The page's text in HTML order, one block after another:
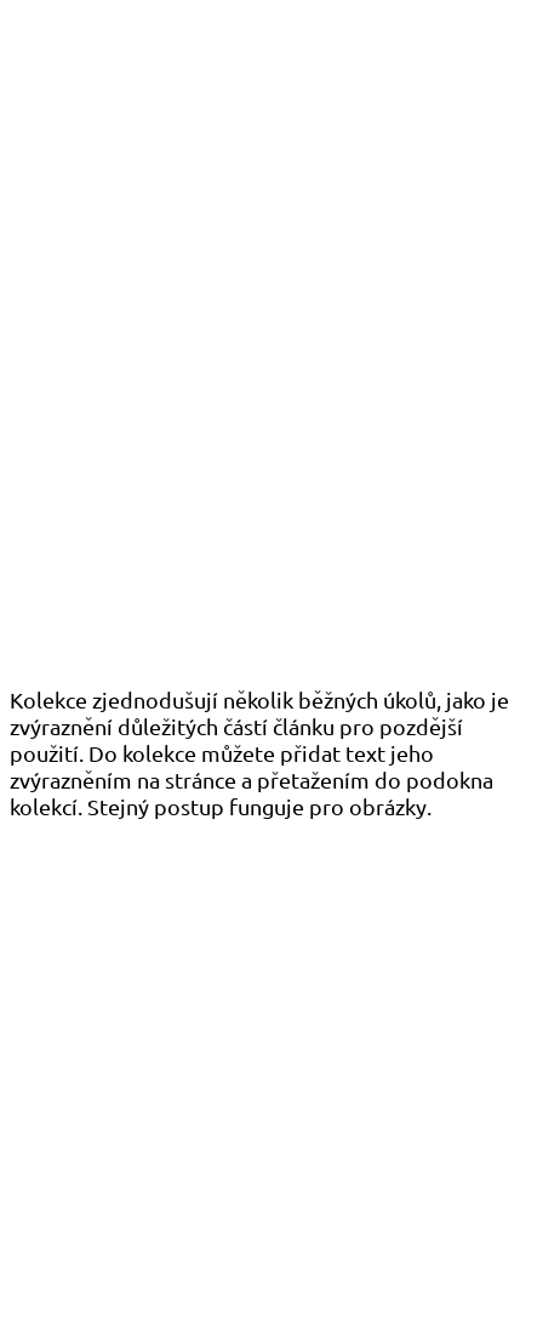
Kolekce zjednodušují několik běžných úkolů, jako je
zvýraznění důležitých částí článku pro pozdější
použití. Do kolekce můžete přidat text jeho
zvýrazněním na stránce a přetažením do podokna
kolekcí. Stejný postup funguje pro obrázky.